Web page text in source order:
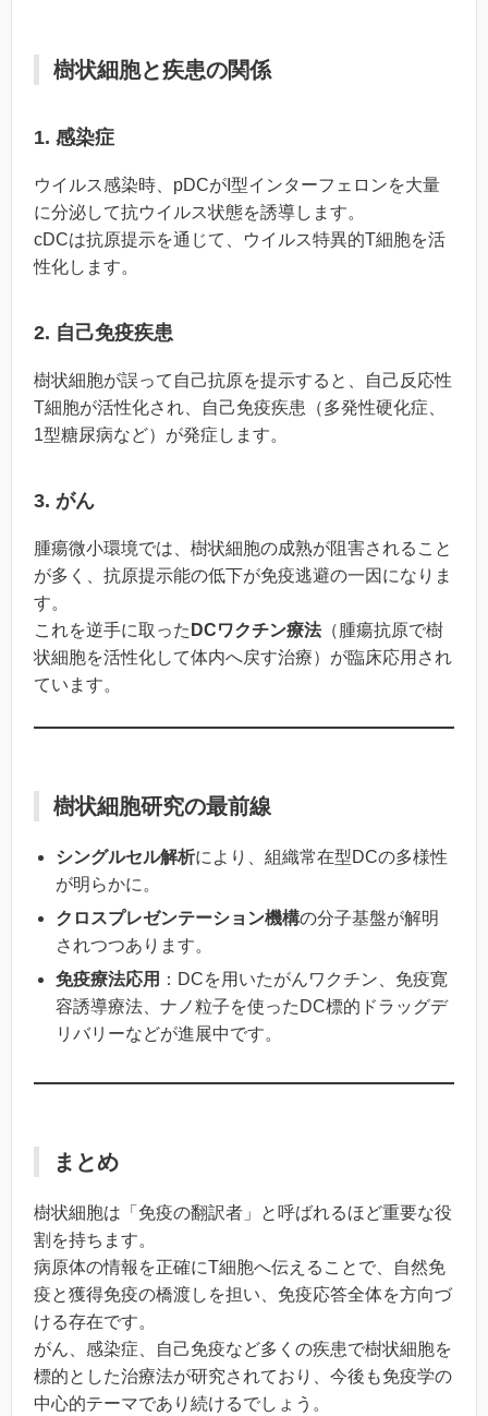
樹状細胞と疾患の関係
1. 感染症
ウイルス感染時、pDCがI型インターフェロンを大量
に分泌して抗ウイルス状態を誘導します。
cDCは抗原提示を通じて、ウイルス特異的T細胞を活
性化します。
2. 自己免疫疾患
樹状細胞が誤って自己抗原を提示すると、自己反応性
T細胞が活性化され、自己免疫疾患（多発性硬化症、
1型糖尿病など）が発症します。
3. がん
腫瘍微小環境では、樹状細胞の成熟が阻害されること
が多く、抗原提示能の低下が免疫逃避の一因になりま
す。
これを逆手に取った DCワクチン療法（腫瘍抗原で樹
状細胞を活性化して体内へ戻す治療）が臨床応用され
ています。
樹状細胞研究の最前線
シングルセル解析により、組織常在型DCの多様性
が明らかに。
クロスプレゼンテーション機構の分子基盤が解明
されつつあります。
免疫療法応用 ：DCを用いたがんワクチン、免疫寛
容誘導療法、ナノ粒子を使ったDC標的ドラッグデ
リバリーなどが進展中です。
まとめ
樹状細胞は「免疫の翻訳者」と呼ばれるほど重要な役
割を持ちます。
病原体の情報を正確にT細胞へ伝えることで、自然免
疫と獲得免疫の橋渡しを担い、免疫応答全体を方向づ
ける存在です。
がん、感染症、自己免疫など多くの疾患で樹状細胞を
標的とした治療法が研究されており、今後も免疫学の
中心的テーマであり続けるでしょう。